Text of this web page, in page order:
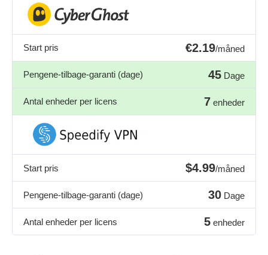
Start pris €2.19/måned
Pengene-tilbage-garanti (dage) 45 Dage
Antal enheder per licens 7 enheder
Start pris $4.99/måned
Pengene-tilbage-garanti (dage) 30 Dage
Antal enheder per licens 5 enheder